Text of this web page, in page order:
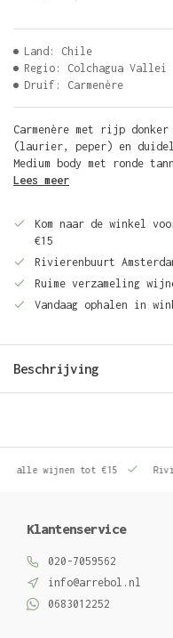
Land: Chile
Regio: Colchagua Vallei
Druif: Carmenère
Carmenère met rijp
(laurier, peper) en
Medium body met ronde
Lees meer
Kom naar de winkel
€15
Rivierenbuurt
Ruime verzameling
Vandaag ophalen in
Beschrijving
wijnen tot €15
Klantenservice
020-7059562
info@arrebol.nl
0683012252